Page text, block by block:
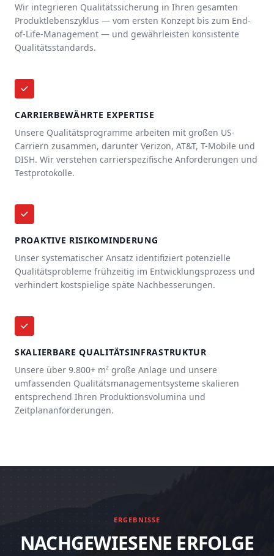
Wir integrieren Qualitätssicherung in Ihren gesamten
Produktlebenszyklus — vom ersten Konzept bis zum End-
of-Life-Management — und gewährleisten konsistente
Qualitätsstandards.
CARRIERBEWÄHRTE EXPERTISE
Unsere Qualitätsprogramme arbeiten mit großen US-
Carriern zusammen, darunter Verizon, AT&T, T-Mobile und
DISH. Wir verstehen carrierspezifische Anforderungen und
Testprotokolle.
PROAKTIVE RISIKOMINDERUNG
Unser systematischer Ansatz identifiziert potenzielle
Qualitätsprobleme frühzeitig im Entwicklungsprozess und
verhindert kostspielige späte Nachbesserungen.
SKALIERBARE QUALITÄTSINFRASTRUKTUR
Unsere über 9.800+ m² große Anlage und unsere
umfassenden Qualitätsmanagementsysteme skalieren
entsprechend Ihren Produktionsvolumina und
Zeitplananforderungen.
ERGEBNISSE
NACHGEWIESENE ERFOLGE